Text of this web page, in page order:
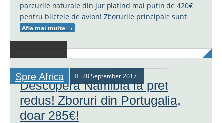
parcurile naturale din jur platind mai putin de 420€
pentru biletele de avion! Zborurile principale sunt
Afla mai multe →
Spre Africa 28 September 2017
Descopera Namibia la pret
redus! Zboruri din Portugalia,
doar 285€!